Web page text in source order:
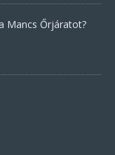
Mancs Őrjáratot?